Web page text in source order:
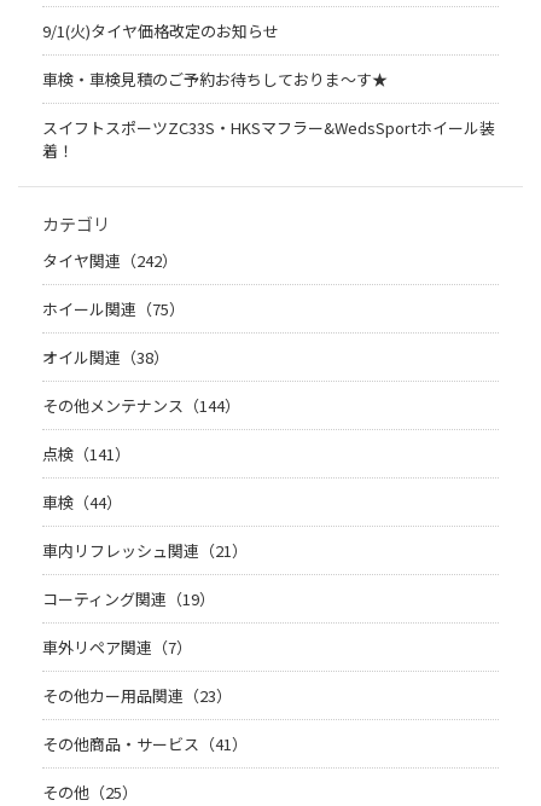
9/1(火)タイヤ価格改定のお知らせ
車検・車検見積のご予約お待ちしておりま～す★
スイフトスポーツZC33S・HKSマフラー&WedsSportホイール装
着！
カテゴリ
タイヤ関連（242）
ホイール関連（75）
オイル関連（38）
その他メンテナンス（144）
点検（141）
車検（44）
車内リフレッシュ関連（21）
コーティング関連（19）
車外リペア関連（7）
その他カー用品関連（23）
その他商品・サービス（41）
その他（25）